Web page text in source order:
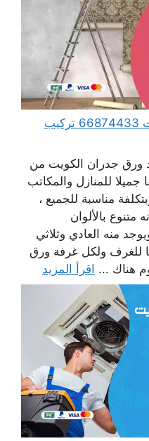
فني تركيب ورق جدران الكويت 66874433 تركيب
ورق جدران الكويت من
جميلا للمنازل والمكاتب
مناسبة للجميع ،
متنوع بالألوان
منه العادي وثلاثي
للغرف ولكل غرفة ورق
هناك ... اقرأ المزيد